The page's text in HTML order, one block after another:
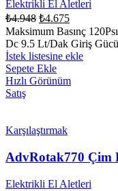
Elektrikli El Aletleri
₺4.948 ₺4.675
Maksimum Basınç
Dc 9.5 Lt/Dak Giriş
İstek listesine ekle
Sepete Ekle
Hızlı Görünüm
Satış
Karşılaştırmak
AdvRotak770 Çim
Elektrikli El Aletleri